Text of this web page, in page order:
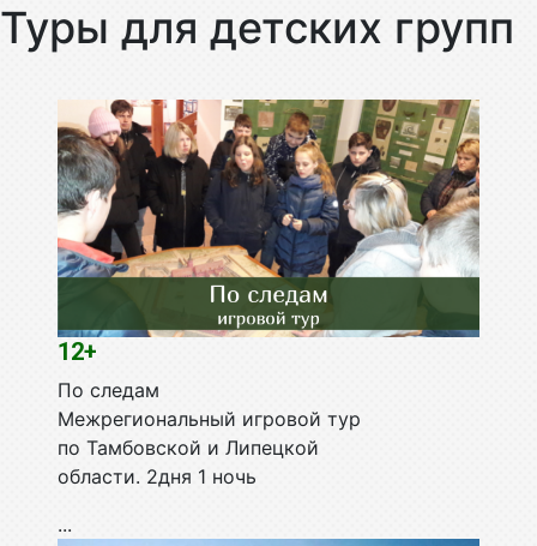
Туры для детских групп
12+
По следам
Межрегиональный игровой тур
по Тамбовской и Липецкой
области. 2дня 1 ночь
...